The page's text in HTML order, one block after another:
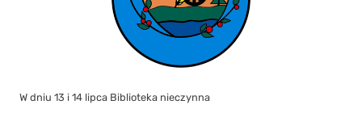
W dniu 13 i 14 lipca Biblioteka nieczynna